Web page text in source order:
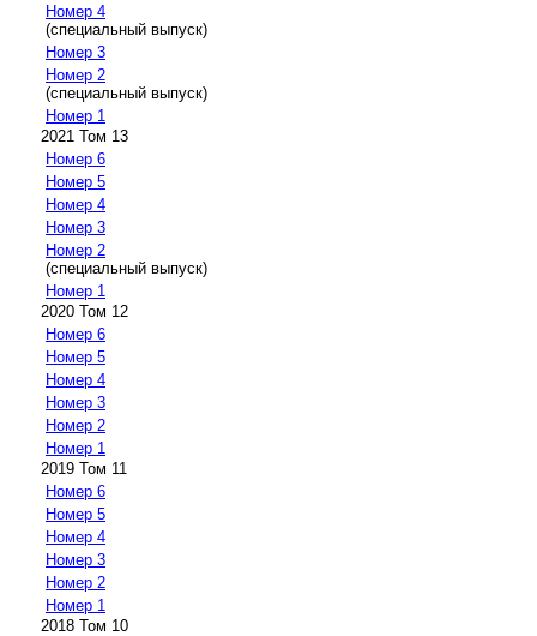
Номер 4
(специальный выпуск)
Номер 3
Номер 2
(специальный выпуск)
Номер 1
2021 Том 13
Номер 6
Номер 5
Номер 4
Номер 3
Номер 2
(специальный выпуск)
Номер 1
2020 Том 12
Номер 6
Номер 5
Номер 4
Номер 3
Номер 2
Номер 1
2019 Том 11
Номер 6
Номер 5
Номер 4
Номер 3
Номер 2
Номер 1
2018 Том 10